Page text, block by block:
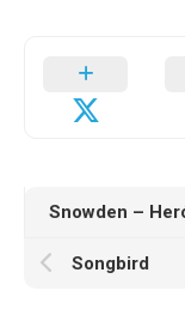
Snowden –
Songbird